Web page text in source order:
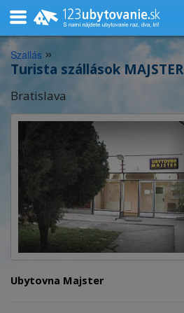
Szallás »
Turista szállások MAJSTER
Bratislava
Ubytovna Majster